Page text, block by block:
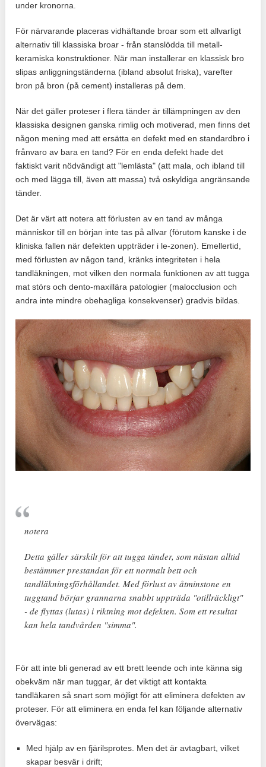
under kronorna.
För närvarande placeras vidhäftande broar som ett allvarligt
alternativ till klassiska broar - från stanslödda till metall-
keramiska konstruktioner. När man installerar en klassisk bro
slipas anliggningständerna (ibland absolut friska), varefter
bron på bron (på cement) installeras på dem.
När det gäller proteser i flera tänder är tillämpningen av den
klassiska designen ganska rimlig och motiverad, men finns det
någon mening med att ersätta en defekt med en standardbro i
frånvaro av bara en tand? För en enda defekt hade det
faktiskt varit nödvändigt att "lemlästa" (att mala, och ibland till
och med lägga till, även att massa) två oskyldiga angränsande
tänder.
Det är värt att notera att förlusten av en tand av många
människor till en början inte tas på allvar (förutom kanske i de
kliniska fallen när defekten uppträder i le-zonen). Emellertid,
med förlusten av någon tand, kränks integriteten i hela
tandläkningen, mot vilken den normala funktionen av att tugga
mat störs och dento-maxillära patologier (malocclusion och
andra inte mindre obehagliga konsekvenser) gradvis bildas.
notera
Detta gäller särskilt för att tugga tänder, som nästan alltid
bestämmer prestandan för ett normalt bett och
tandläkningsförhållandet. Med förlust av åtminstone en
tuggtand börjar grannarna snabbt uppträda "otillräckligt"
- de flyttas (lutas) i riktning mot defekten. Som ett resultat
kan hela tandvården "simma".
För att inte bli generad av ett brett leende och inte känna sig
obekväm när man tuggar, är det viktigt att kontakta
tandläkaren så snart som möjligt för att eliminera defekten av
proteser. För att eliminera en enda fel kan följande alternativ
övervägas:
Med hjälp av en fjärilsprotes. Men det är avtagbart, vilket
skapar besvär i drift;